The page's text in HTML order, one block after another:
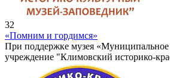
32
«Помним и гордимся»
При поддержке музея
учреждение "Климовский историко-